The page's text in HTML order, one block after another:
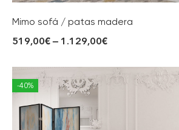
Mimo sofá / patas madera
519,00€– 1.129,00€
-40%